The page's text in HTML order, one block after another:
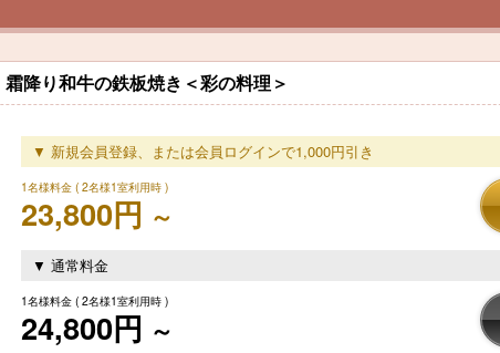
降り和牛の鉄板焼き＜彩の料理＞
▼ 新規会員登録、または会員ログインで1,000円引き
1名様料金 ( 2名様1室利用時 )
23,800円 ～
▼ 通常料金
1名様料金 ( 2名様1室利用時 )
24,800円 ～